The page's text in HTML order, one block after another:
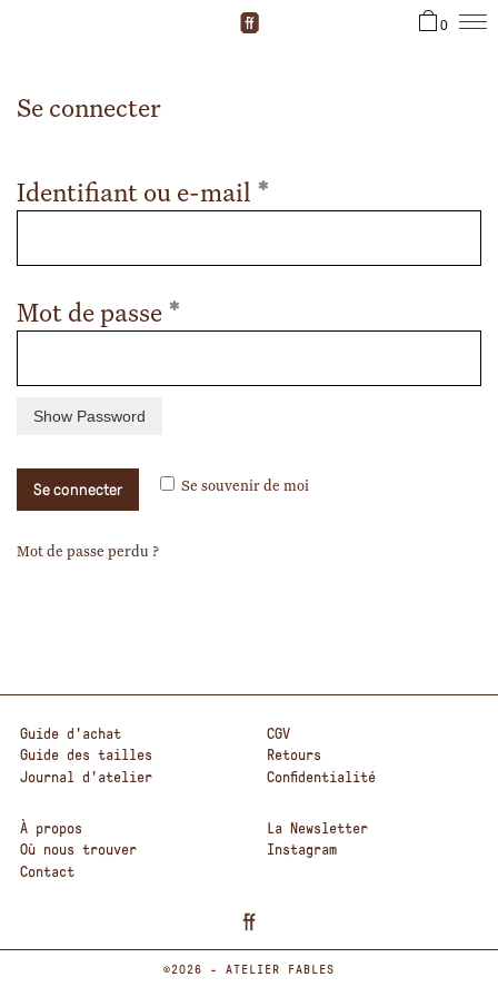
0
Se connecter
Identifiant ou e-mail *
Mot de passe *
Se souvenir de moi
Se connecter
Mot de passe perdu ?
Guide d'achat
Guide des tailles
Journal d'atelier
CGV
Retours
Confidentialité
À propos
Où nous trouver
Contact
La Newsletter
Instagram
©2026 - ATELIER FABLES